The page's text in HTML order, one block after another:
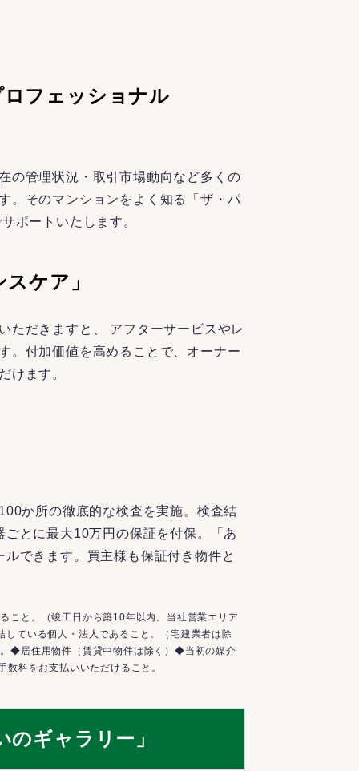
フェッショナル
の管理状況・取引市場動向など多くの
。そのマンションをよく知る「ザ・パ
ポートいたします。
ケア」
ただきますと、 アフターサービスやレ
。付加価値を高めることで、オーナー
けます。
か所の徹底的な検査を実施。検査結
とに最大10万円の保証を付保。「あ
できます。買主様も保証付き物件と
こと。（竣工日から築10年以内。当社営業エリア
ている個人・法人であること。（宅建業者は除
◆居住用物件（賃貸中物件は除く）◆当初の媒介
料をお支払いいただけること。
のギャラリー」